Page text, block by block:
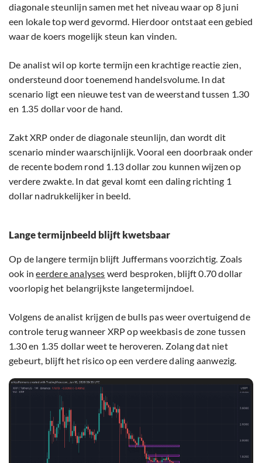
diagonale steunlijn samen met het niveau waar op 8 juni
een lokale top werd gevormd. Hierdoor ontstaat een gebied
waar de koers mogelijk steun kan vinden.
De analist wil op korte termijn een krachtige reactie zien,
ondersteund door toenemend handelsvolume. In dat
scenario ligt een nieuwe test van de weerstand tussen 1.30
en 1.35 dollar voor de hand.
Zakt XRP onder de diagonale steunlijn, dan wordt dit
scenario minder waarschijnlijk. Vooral een doorbraak onder
de recente bodem rond 1.13 dollar zou kunnen wijzen op
verdere zwakte. In dat geval komt een daling richting 1
dollar nadrukkelijker in beeld.
Lange termijnbeeld blijft kwetsbaar
Op de langere termijn blijft Juffermans voorzichtig. Zoals
ook ineerdere analyses werd besproken, blijft 0.70 dollar
voorlopig het belangrijkste langetermijndoel.
Volgens de analist krijgen de bulls pas weer overtuigend de
controle terug wanneer XRP op weekbasis de zone tussen
1.30 en 1.35 dollar weet te heroveren. Zolang dat niet
gebeurt, blijft het risico op een verdere daling aanwezig.